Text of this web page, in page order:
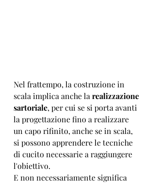
Nel frattempo, la costruzione in
scala implica anche la realizzazione
sartoriale, per cui se si porta avanti
la progettazione fino a realizzare
un capo rifinito, anche se in scala,
si possono apprendere le tecniche
di cucito necessarie a raggiungere
l'obiettivo.
E non necessariamente significa